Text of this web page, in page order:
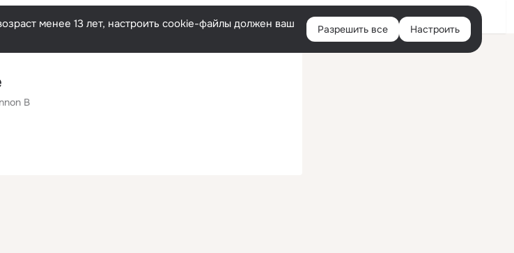
Войти
менее 13 лет, настроить cookie-файлы должен ваш
Разрешить все Настроить
B